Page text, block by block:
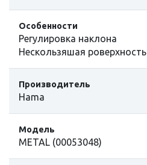
Особенности
Регулировка наклона
Нескользяшая роверхность
Производитель
Hama
Модель
METAL (00053048)